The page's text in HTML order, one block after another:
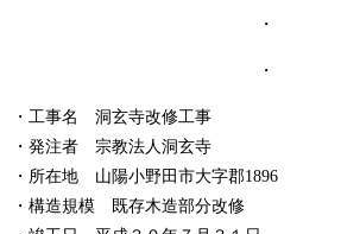
・
・
・工事名 洞玄寺改修工事
・発注者 宗教法人洞玄寺
・所在地 山陽小野田市大字郡1896
・構造規模 既存木造部分改修